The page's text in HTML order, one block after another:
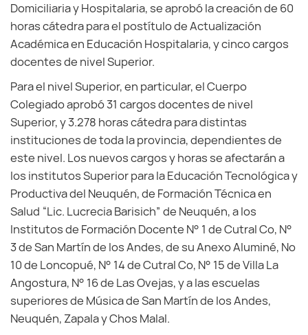
Domiciliaria y Hospitalaria, se aprobó la creación de 60
horas cátedra para el postítulo de Actualización
Académica en Educación Hospitalaria, y cinco cargos
docentes de nivel Superior.
Para el nivel Superior, en particular, el Cuerpo
Colegiado aprobó 31 cargos docentes de nivel
Superior, y 3.278 horas cátedra para distintas
instituciones de toda la provincia, dependientes de
este nivel. Los nuevos cargos y horas se afectarán a
los institutos Superior para la Educación Tecnológica y
Productiva del Neuquén, de Formación Técnica en
Salud “Lic. Lucrecia Barisich” de Neuquén, a los
Institutos de Formación Docente N° 1 de Cutral Co, N°
3 de San Martín de los Andes, de su Anexo Aluminé, Nº
10 de Loncopué, N° 14 de Cutral Co, N° 15 de Villa La
Angostura, N° 16 de Las Ovejas, y a las escuelas
superiores de Música de San Martín de los Andes,
Neuquén, Zapala y Chos Malal.